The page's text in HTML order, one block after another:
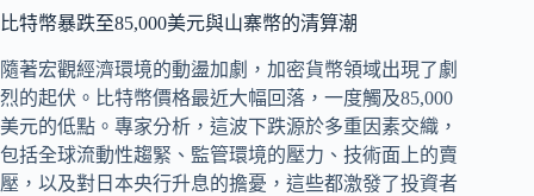
比特幣暴跌至85,000美元與山寨幣的清算潮
隨著宏觀經濟環境的動盪加劇，加密貨幣領域出現了劇
烈的起伏。比特幣價格最近大幅回落，一度觸及85,000
美元的低點。專家分析，這波下跌源於多重因素交織，
包括全球流動性趨緊、監管環境的壓力、技術面上的賣
壓，以及對日本央行升息的擔憂，這些都激發了投資者